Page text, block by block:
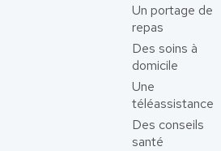
Un portage de
repas
Des soins à
domicile
Une
téléassistance
Des conseils
santé